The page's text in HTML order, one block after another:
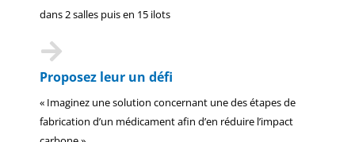
dans 2 salles puis en 15 ilots
Proposez leur un défi
« Imaginez une solution concernant une des étapes de
fabrication d’un médicament afin d’en réduire l’impact